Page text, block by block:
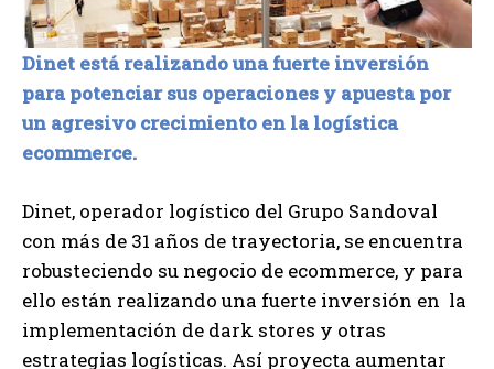
Dinet está realizando una fuerte inversión
para potenciar sus operaciones y apuesta por
un agresivo crecimiento en la logística
ecommerce.
Dinet, operador logístico del Grupo Sandoval
con más de 31 años de trayectoria, se encuentra
robusteciendo su negocio de ecommerce, y para
ello están realizando una fuerte inversión en la
implementación de dark stores y otras
estrategias logísticas. Así proyecta aumentar